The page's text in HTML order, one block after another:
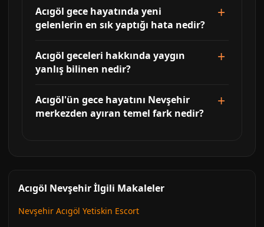
Acıgöl gece hayatında yeni
gelenlerin en sık yaptığı hata nedir?
Acıgöl geceleri hakkında yaygın
yanlış bilinen nedir?
Acıgöl'ün gece hayatını Nevşehir
merkezden ayıran temel fark nedir?
Acıgöl Nevşehir İlgili Makaleler
Nevşehir Acıgöl Yetiskin Escort